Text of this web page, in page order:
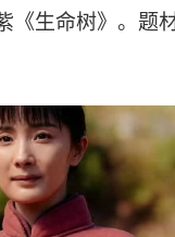
生命树》。题